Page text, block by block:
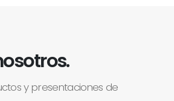
y presentaciones de